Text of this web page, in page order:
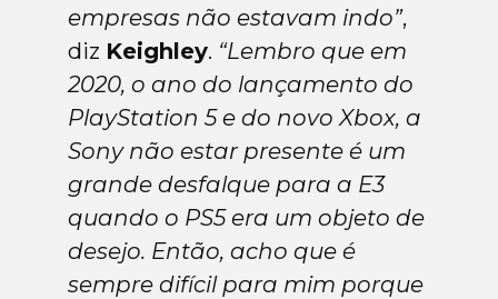
empresas não estavam indo”,
diz Keighley. “Lembro que em
2020, o ano do lançamento do
PlayStation 5 e do novo Xbox, a
Sony não estar presente é um
grande desfalque para a E3
quando o PS5 era um objeto de
desejo. Então, acho que é
sempre difícil para mim porque